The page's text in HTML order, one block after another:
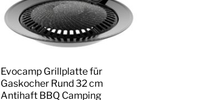
Evocamp Grillplatte für
Gaskocher Rund 32 cm
Antihaft BBQ Camping